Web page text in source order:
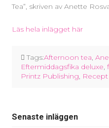
Tea”, skriven av Anette
Läs hela inlägget här
Tags:Afternoon tea,
Eftermiddagsfika deluxe,
Printz Publishing, Recept
Senaste inläggen